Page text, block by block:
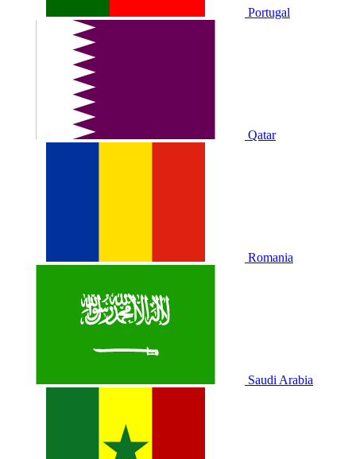
Portugal
Qatar
Romania
Saudi Arabia